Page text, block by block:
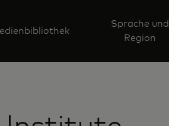
Sprache und
Region